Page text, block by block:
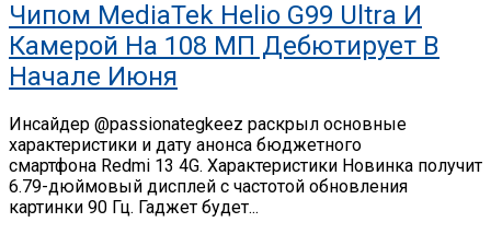
Чипом MediaTek Helio G99 Ultra И
Камерой На 108 МП Дебютирует В
Начале Июня
Инсайдер @passionategkeez раскрыл основные
характеристики и дату анонса бюджетного
смартфона Redmi 13 4G. Характеристики Новинка получит
6.79-дюймовый дисплей с частотой обновления
картинки 90 Гц. Гаджет будет...